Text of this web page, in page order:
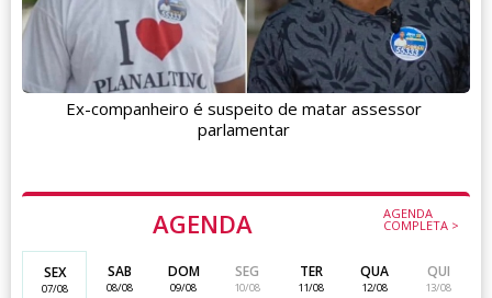
AGENDA AGENDA
COMPLETA >
SEX
07/08
SAB
08/08
DOM
09/08
SEG
10/08
TER
11/08
QUA
12/08
QUI
13/08
Ex-companheiro é suspeito de matar assessor
parlamentar